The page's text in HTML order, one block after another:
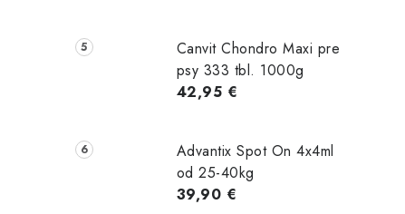
Canvit Chondro Maxi pre
psy 333 tbl. 1000g
42,95 €
Advantix Spot On 4x4ml
od 25-40kg
39,90 €